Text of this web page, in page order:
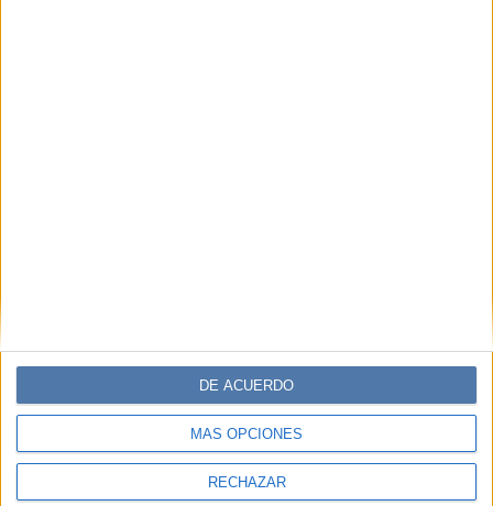
MÁS OPCIONES
RECHAZAR
DE ACUERDO